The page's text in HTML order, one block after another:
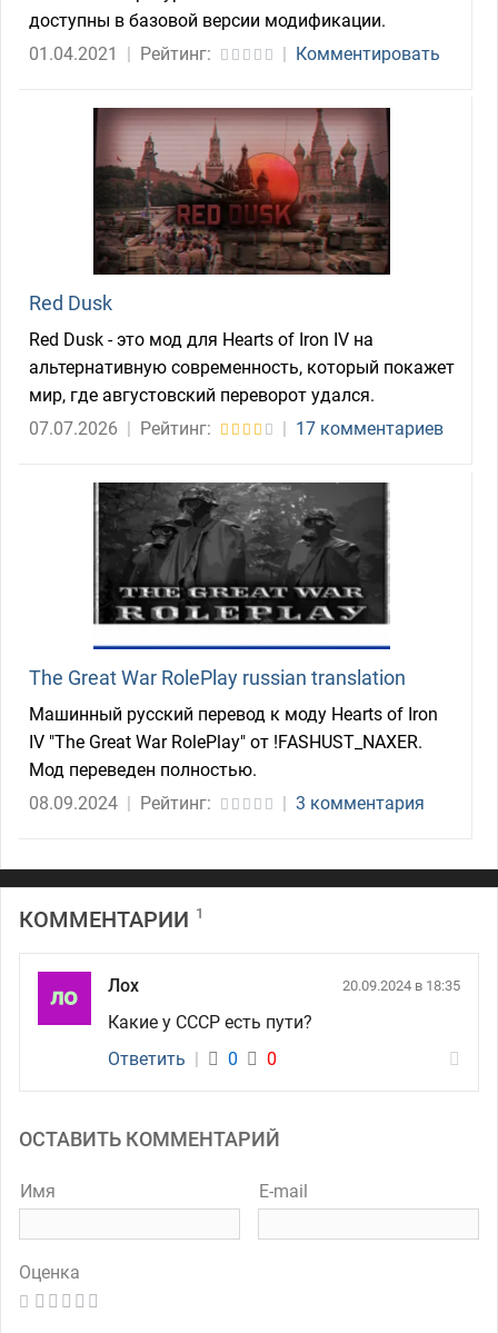
доступны в базовой версии модификации.
01.04.2021
| Рейтинг: | Комментировать
Red Dusk
Red Dusk - это мод для Hearts of Iron IV на
альтернативную современность, который покажет
мир, где августовский переворот удался.
07.07.2026 | Рейтинг: | 17 комментариев
The Great War RolePlay russian translation
Машинный русский перевод к моду Hearts of Iron
IV "The Great War RolePlay" от !FASHUST_NAXER.
Мод переведен полностью.
08.09.2024 | Рейтинг: | 3 комментария
КОММЕНТАРИИ 1
Лох 20.09.2024 в 18:35
Какие у СССР есть пути?
Ответить | 0 0
ОСТАВИТЬ КОММЕНТАРИЙ
Имя E-mail
Оценка